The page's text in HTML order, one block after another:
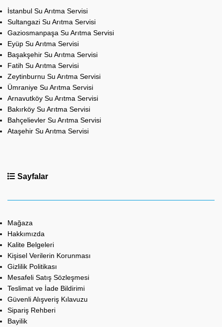
İstanbul Su Arıtma Servisi
Sultangazi Su Arıtma Servisi
Gaziosmanpaşa Su Arıtma Servisi
Eyüp Su Arıtma Servisi
Başakşehir Su Arıtma Servisi
Fatih Su Arıtma Servisi
Zeytinburnu Su Arıtma Servisi
Ümraniye Su Arıtma Servisi
Arnavutköy Su Arıtma Servisi
Bakırköy Su Arıtma Servisi
Bahçelievler Su Arıtma Servisi
Ataşehir Su Arıtma Servisi
Sayfalar
Mağaza
Hakkımızda
Kalite Belgeleri
Kişisel Verilerin Korunması
Gizlilik Politikası
Mesafeli Satış Sözleşmesi
Teslimat ve İade Bildirimi
Güvenli Alışveriş Kılavuzu
Sipariş Rehberi
Bayilik